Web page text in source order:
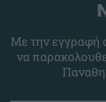
Με την εγγραφή
να